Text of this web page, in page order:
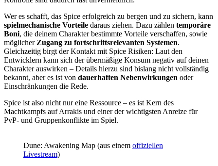
Wer es schafft, das Spice erfolgreich zu bergen und zu sichern, kann
spielmechanische Vorteile daraus ziehen. Dazu zählen temporäre
Boni, die deinem Charakter bestimmte Vorteile verschaffen, sowie
möglicher Zugang zu fortschrittsrelevanten Systemen.
Gleichzeitig birgt der Kontakt mit Spice Risiken: Laut den
Entwicklern kann sich der übermäßige Konsum negativ auf deinen
Charakter auswirken – Details hierzu sind bislang nicht vollständig
bekannt, aber es ist von dauerhaften Nebenwirkungen oder
Einschränkungen die Rede.
Spice ist also nicht nur eine Ressource – es ist Kern des
Machtkampfs auf Arrakis und einer der wichtigsten Anreize für
PvP- und Gruppenkonflikte im Spiel.
Dune: Awakening Map (aus einem offiziellen
Livestream)